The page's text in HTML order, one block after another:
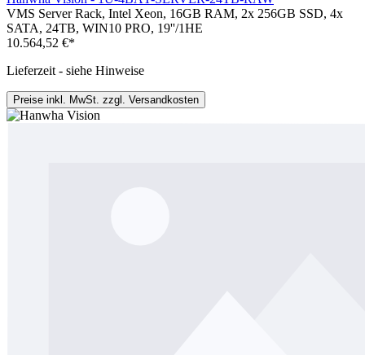
VMS Server Rack, Intel Xeon, 16GB RAM, 2x 256GB SSD, 4x
SATA, 24TB, WIN10 PRO, 19''/1HE
10.564,52 €*
Lieferzeit - siehe Hinweise
Preise inkl. MwSt. zzgl. Versandkosten